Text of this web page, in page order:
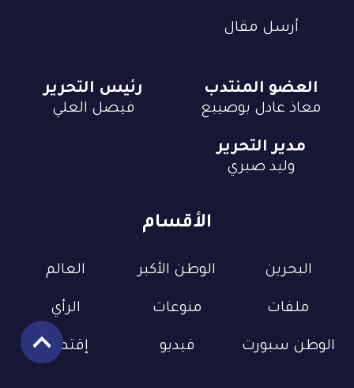
أرسل مقال
الأقسام
البحرين الوطن الأكبر العالم
ملفات منوعات الرأي
الوطن سبورت فيديو إقتصاد
العضو المنتدب
معاذ عادل بوصيبع
رئيس التحرير
فيصل العلي
مدير التحرير
وليد صبري